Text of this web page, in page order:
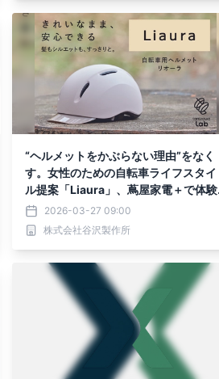
“ヘルメットをかぶらない理由”をなく
す。女性のための自転車ライフスタイ
ル提案「Liaura」、蔦屋家電＋で体験
型展示を開始
2026-03-27 09:00
株式会社谷沢製作所